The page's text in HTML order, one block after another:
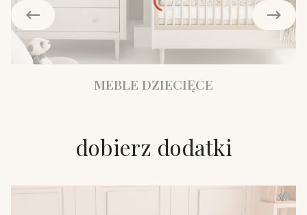
MEBLE DZIECIĘCE
dobierz dodatki